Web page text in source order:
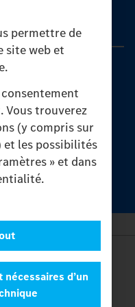
permettre de
site web et
trouverez
(y compris sur
et les possibilités
» et dans
d’un